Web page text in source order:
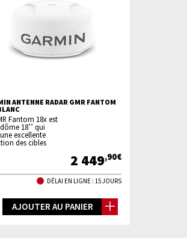
ANTENNE RADAR GMR FANTOM
Fantom 18x est
18’’ qui
excellente
des cibles
2 449,90€
DÉLAI EN LIGNE : 15 JOURS
AJOUTER AU PANIER